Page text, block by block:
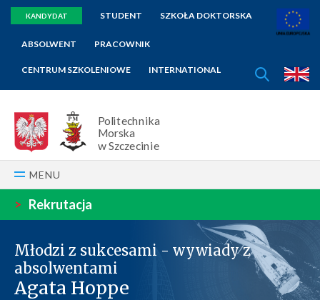
KANDYDAT STUDENT SZKOŁA DOKTORSKA
ABSOLWENT PRACOWNIK
CENTRUM SZKOLENIOWE INTERNATIONAL
Politechnika
Morska
w Szczecinie
SZUKAJ
MENU
> Rekrutacja
Młodzi z sukcesami - wywiady z
absolwentami
Agata Hoppe